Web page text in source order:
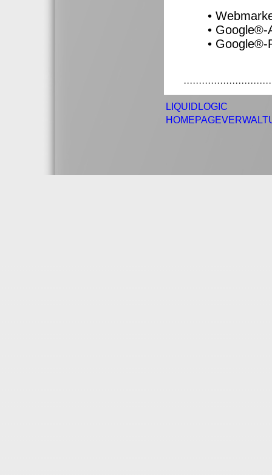
•
• Google®-
• Google®-
LIQUIDLOGIC